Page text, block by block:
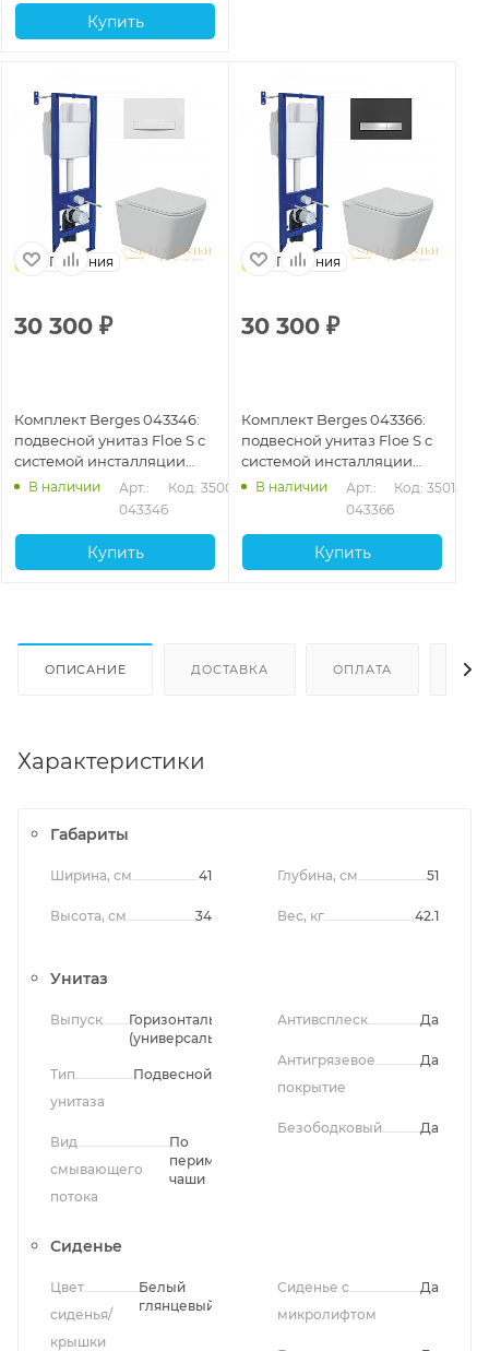
Купить
Германия
30 300 ₽
Комплект Berges 043346:
подвесной унитаз Floe S с
системой инсталляции
Atom 410 и панелью
В наличии
Арт.:
043346
Код: 35002
Купить
Германия
30 300 ₽
Комплект Berges 043366:
подвесной унитаз Floe S с
системой инсталляции
Atom 410 и панелью
смыва, черный матовый/
В наличии
Арт.:
043366
Код: 35018
Купить
ОПИСАНИЕ ДОСТАВКА ОПЛАТА
Характеристики
Габариты
Ширина, см 41
Высота, см 34
Глубина, см 51
Вес, кг 42.1
Унитаз
Выпуск
Горизонтальный
(универсальный)
Тип
унитаза
Подвесной
Вид
смывающего
потока
По
периметру
чаши
Антивсплеск Да
Антигрязевое
покрытие
Да
Безободковый Да
Сиденье
Цвет
сиденья/
крышки
Белый
глянцевый
Сиденье с
микролифтом
Да